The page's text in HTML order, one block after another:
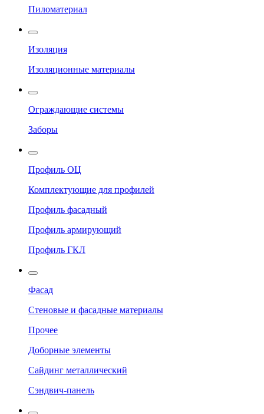
Пиломатериал
Изоляция
Изоляционные материалы
Ограждающие системы
Заборы
Профиль ОЦ
Комплектующие для профилей
Профиль фасадный
Профиль армирующий
Профиль ГКЛ
Фасад
Стеновые и фасадные материалы
Прочее
Доборные элементы
Сайдинг металлический
Сэндвич-панель